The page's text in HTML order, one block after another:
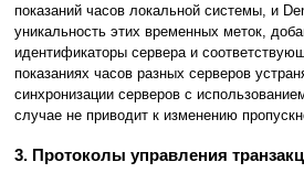
показаний часов локальной системы, и
уникальность этих временных меток,
идентификаторы сервера и
показаниях часов разных серверов
синхронизации серверов с
случае не приводит к изменению
3. Протоколы управления